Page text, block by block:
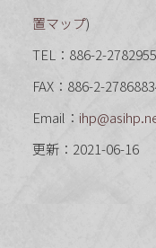
置マップ)
TEL：886-2-
FAX：886-2-
Email：
更新：2021-06-16